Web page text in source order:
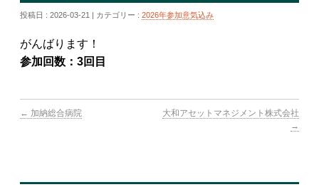
TIPNESSメニュー
投稿日 : 2026-03-21 | カテゴリー :2026年参加意気込み
がんばります！
参加回数：3回目
← 加納総合病院
大和アセットマネジメント株式会社
→